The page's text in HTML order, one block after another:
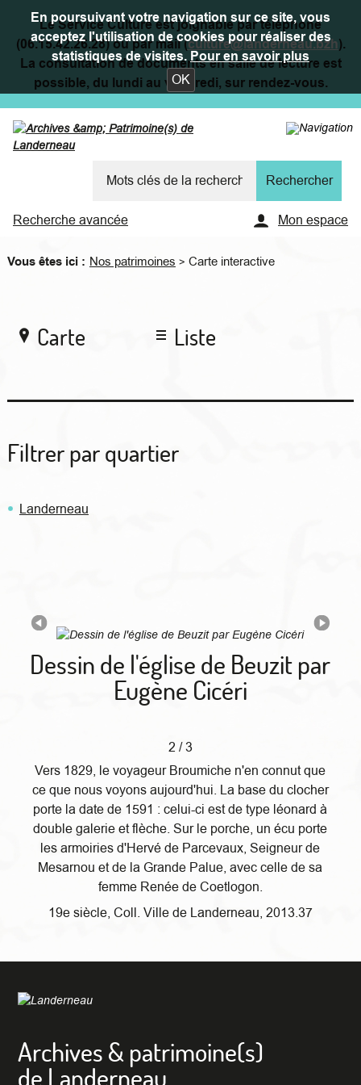
En poursuivant votre navigation sur ce site, vous
acceptez l'utilisation de cookies pour réaliser des
statistiques de visites.Pour en savoir plus
OK
Le Service Culture est joignable par téléphone
(06.15.42.26.28) ou par mail (culture@landerneau.bzh).
La consultation de documents en salle de lecture est
possible, du lundi au vendredi, sur rendez-vous.
Recherche avancée Mon espace
Vous êtes ici : Nos patrimoines > Carte interactive
Carte Liste
Filtrer par quartier
Landerneau
Dessin de l'église de Beuzit par
Eugène Cicéri
2 / 3
Vers 1829, le voyageur Broumiche n'en connut que
ce que nous voyons aujourd'hui. La base du clocher
porte la date de 1591 : celui-ci est de type léonard à
double galerie et flèche. Sur le porche, un écu porte
les armoiries d'Hervé de Parcevaux, Seigneur de
Mesarnou et de la Grande Palue, avec celle de sa
femme Renée de Coetlogon.
19e siècle, Coll. Ville de Landerneau, 2013.37
Archives & patrimoine(s)
de Landerneau